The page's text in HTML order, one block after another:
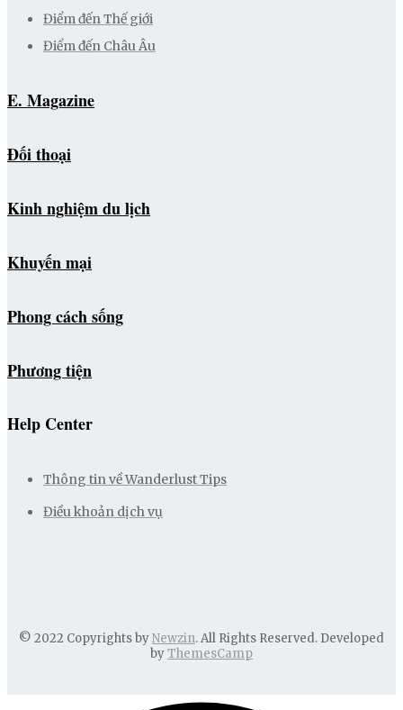
Điểm đến Thế giới
Điểm đến Châu Âu
E. Magazine
Đối thoại
Kinh nghiệm du lịch
Khuyến mại
Phong cách sống
Phương tiện
Help Center
Thông tin về Wanderlust Tips
Điều khoản dịch vụ
© 2022 Copyrights byNewzin. All Rights Reserved. Developed
byThemesCamp